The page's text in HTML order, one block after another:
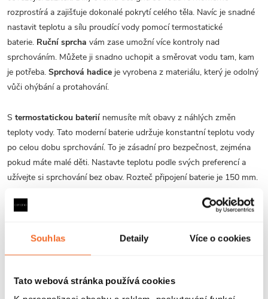
Souhlas Detaily Více o cookies
Tato webová stránka používá cookies
rozprostírá a zajišťuje dokonalé pokrytí celého těla. Navíc je snadné
nastavit teplotu a sílu proudící vody pomocí termostatické
baterie. Ruční sprcha vám zase umožní více kontroly nad
sprchováním. Můžete ji snadno uchopit a směrovat vodu tam, kam
je potřeba. Sprchová hadice je vyrobena z materiálu, který je odolný
vůči ohýbání a protahování.
S termostatickou baterií nemusíte mít obavy z náhlých změn
teploty vody. Tato moderní baterie udržuje konstantní teplotu vody
po celou dobu sprchování. To je zásadní pro bezpečnost, zejména
pokud máte malé děti. Nastavte teplotu podle svých preferencí a
užívejte si sprchování bez obav. Rozteč připojení baterie je 150 mm.
Set obsahuje:
hlavovou sprchu
ruční sprchu
sprchový sloup